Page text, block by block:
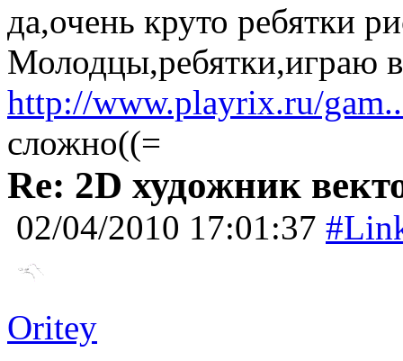
да,очень круто ребятки
Молодцы,ребятки,играю в
http://www.playrix.ru/
сложно((=
Re: 2D художник
02/04/2010 17:01:37
Oritey